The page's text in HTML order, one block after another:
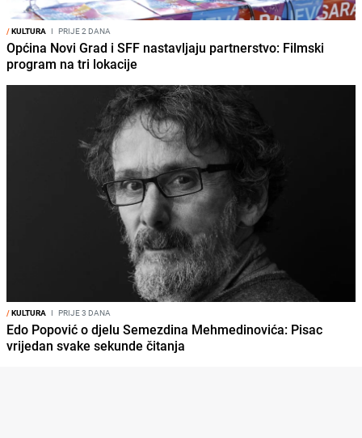
/KULTURA I PRIJE 2 DANA
Općina Novi Grad i SFF nastavljaju partnerstvo: Filmski
program na tri lokacije
/KULTURA I PRIJE 3 DANA
Edo Popović o djelu Semezdina Mehmedinovića: Pisac
vrijedan svake sekunde čitanja